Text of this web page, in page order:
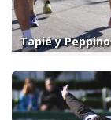
Tapié y